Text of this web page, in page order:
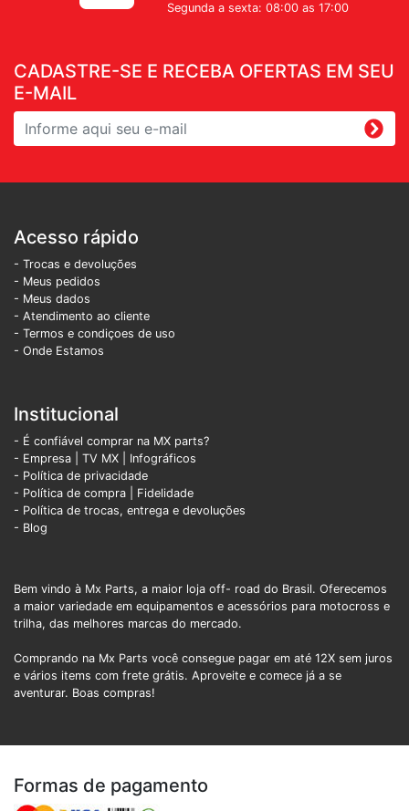
CADASTRE-SE E RECEBA OFERTAS EM SEU
E-MAIL
Segunda a sexta: 08:00 as 17:00
Acesso rápido
- Trocas e devoluções
- Meus pedidos
- Meus dados
- Atendimento ao cliente
- Termos e condiçoes de uso
- Onde Estamos
Institucional
- É confiável comprar na MX parts?
- Empresa
TV MX
Infográficos
- Política de privacidade
- Política de compra | Fidelidade
- Política de trocas, entrega e devoluções
- Blog
Bem vindo à Mx Parts, a maior loja off- road do Brasil. Oferecemos
a maior variedade em equipamentos e acessórios para motocross e
trilha, das melhores marcas do mercado.
Comprando na Mx Parts você consegue pagar em até 12X sem juros
e vários items com frete grátis. Aproveite e comece já a se
aventurar. Boas compras!
Formas de pagamento